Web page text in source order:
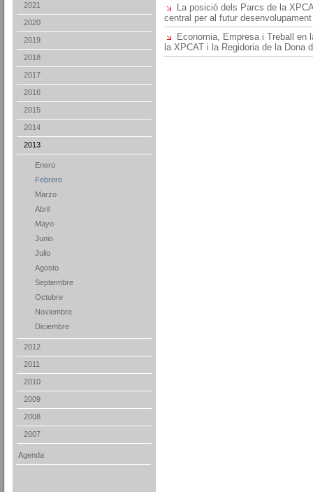
2021
2020
2019
2018
2017
2016
2015
2014
2013
Enero
Febrero
Marzo
Abril
Mayo
Junio
Julio
Agosto
Septiembre
Octubre
Noviembre
Diciembre
2012
2011
2010
2009
2008
2007
Agenda
La posició dels Parcs de la
central per al futur
Economia, Empresa i Treball en
la XPCAT i la Regidoria de la Dona